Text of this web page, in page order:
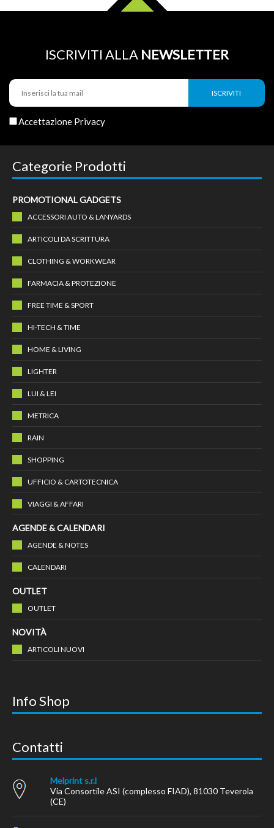
ISCRIVITI ALLA NEWSLETTER
Accettazione Privacy
Categorie Prodotti
PROMOTIONAL GADGETS
ACCESSORI AUTO & LANYARDS
ARTICOLI DA SCRITTURA
CLOTHING & WORKWEAR
FARMACIA & PROTEZIONE
FREE TIME & SPORT
HI-TECH & TIME
HOME & LIVING
LIGHTER
LUI & LEI
METRICA
RAIN
SHOPPING
UFFICIO & CARTOTECNICA
VIAGGI & AFFARI
AGENDE & CALENDARI
AGENDE & NOTES
CALENDARI
OUTLET
OUTLET
NOVITÀ
ARTICOLI NUOVI
Info Shop
Contatti
Melprint s.r.l
Via Consortile ASI (complesso FIAD), 81030 Teverola
(CE)